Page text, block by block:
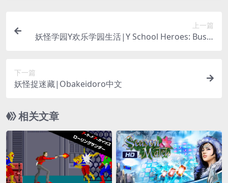
上一篇
妖怪学园Y欢乐学园生活|Y School Heroes: Bustli
下一篇
妖怪捉迷藏|Obakeidoro中文
相关文章